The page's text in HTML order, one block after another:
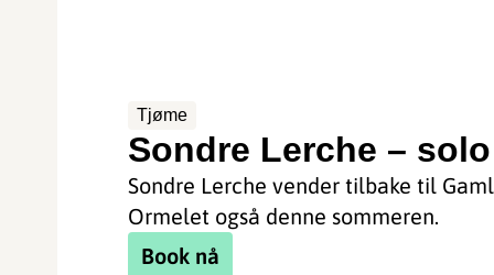
Tjøme
Sondre Lerche – solo
Sondre Lerche vender tilbake til
Ormelet også denne sommeren.
Book nå